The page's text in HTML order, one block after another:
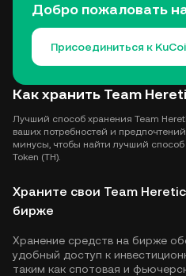
Добро пожаловать
Присоединиться к
Как хранить Team
Лучший способ хранения Team
ваших потребностей и
минусы, чтобы найти лучший способ
Token (TH).
Храните свои Team
бирже
Хранение средств на бирже
удобный доступ к
таким как спотовая и